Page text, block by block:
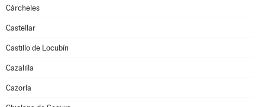
Cárcheles
Castellar
Castillo de Locubín
Cazalilla
Cazorla